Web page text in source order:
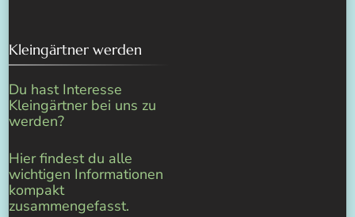
Kleingärtner werden
Du hast Interesse
Kleingärtner bei uns zu
werden?
Hier findest du alle
wichtigen Informationen
kompakt
zusammengefasst.